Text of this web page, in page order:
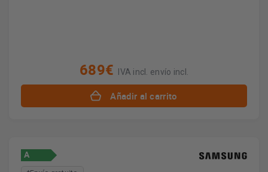
689€ IVA incl. envío incl.
Añadir al carrito
A